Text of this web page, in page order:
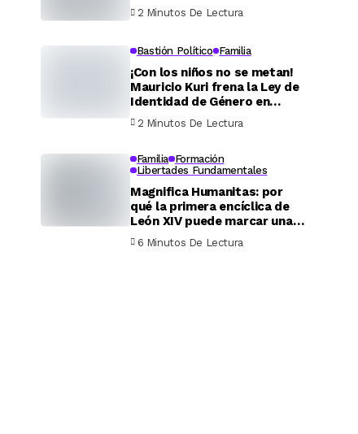
2 Minutos De Lectura
Bastión Político Familia
¡Con los niños no se metan!
Mauricio Kuri frena la Ley de
Identidad de Género en
Querétaro
2 Minutos De Lectura
Familia Formación
Libertades Fundamentales
Magnifica Humanitas: por
qué la primera encíclica de
León XIV puede marcar una
época
6 Minutos De Lectura